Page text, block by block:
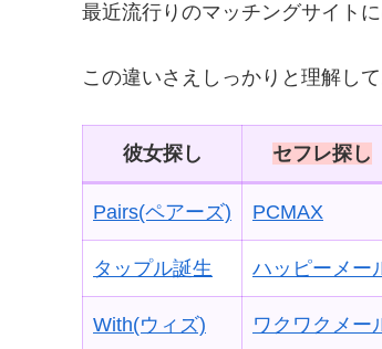
最近流行りのマッチングサイトに
この違いさえしっかりと理解し
彼女探し セフレ探し
Pairs(ペアーズ) PCMAX
タップル誕生 ハッピーメー
With(ウィズ) ワクワクメー